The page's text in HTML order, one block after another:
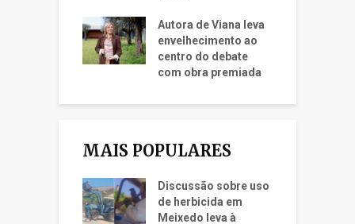
Autora de Viana leva
envelhecimento ao
centro do debate
com obra premiada
MAIS POPULARES
Discussão sobre uso
de herbicida em
Meixedo leva à